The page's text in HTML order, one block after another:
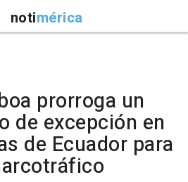
notimérica
prorroga un
de excepción en
de Ecuador para